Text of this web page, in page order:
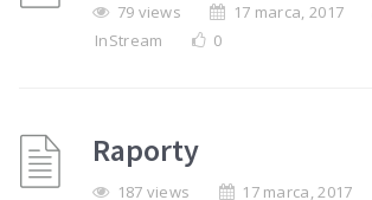
79 views
17 marca, 2017
InStream
0
Raporty
187 views
17 marca, 2017